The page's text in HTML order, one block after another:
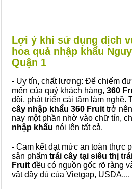
Lợi ý khi sử dụng dịch
hoa quả nhập khẩu
Quận 1
- Uy tín, chất lượng: Để chiếm
mến của quý khách hàng, 360
dồi, phát triển cái tâm làm nghề.
cây nhập khẩu 360 Fruit trở
nay một phần nhờ vào chữ tín,
nhập khẩu nói lên tất cả.
- Cam kết đạt mức an toàn thực
sản phẩm trái cây tại siêu thị
Fruit đều có nguồn gốc rõ ràng
vật đầy đủ của Vietgap, USDA,...